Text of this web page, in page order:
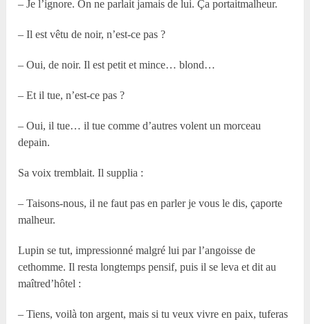
– Je l’ignore. On ne parlait jamais de lui. Ça portaitmalheur.
– Il est vêtu de noir, n’est-ce pas ?
– Oui, de noir. Il est petit et mince… blond…
– Et il tue, n’est-ce pas ?
– Oui, il tue… il tue comme d’autres volent un morceau
depain.
Sa voix tremblait. Il supplia :
– Taisons-nous, il ne faut pas en parler je vous le dis, çaporte
malheur.
Lupin se tut, impressionné malgré lui par l’angoisse de
cethomme. Il resta longtemps pensif, puis il se leva et dit au
maîtred’hôtel :
– Tiens, voilà ton argent, mais si tu veux vivre en paix, tuferas